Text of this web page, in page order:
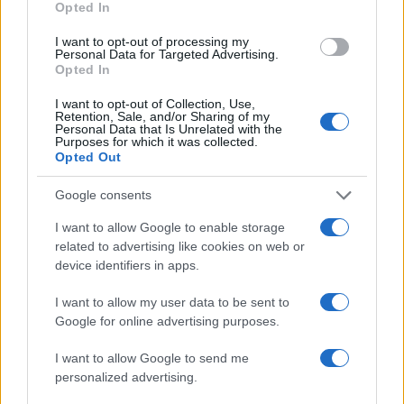
Opted In
I want to opt-out of processing my
Personal Data for Targeted Advertising.
Opted In
I want to opt-out of Collection, Use,
Retention, Sale, and/or Sharing of my
Personal Data that Is Unrelated with the
Purposes for which it was collected.
Opted Out
Google consents
I want to allow Google to enable storage
related to advertising like cookies on web or
device identifiers in apps.
I want to allow my user data to be sent to
Google for online advertising purposes.
I want to allow Google to send me
personalized advertising.
Τρίτος άξονας της πολιτικής μας είναι οι εντατικοί
έλεγχοι και η επιβολή προστίμων σε περιπτώσεις
παραβάσεων από την ΔΙΜΕΑ.
Συνολικά πραγματοποιήθηκαν 25.267 έλεγχοι το
2023 και επιβλήθηκαν πρόστιμα ύψους σχεδόν
13,5 εκατ. ευρώ, οδηγώντας σε μείωση τιμών
έως και 25%. Όλα αυτά τα μέτρα και η
συνεχώς και εφόσον χρειαστεί, μπορούν να
τροποποιηθούν ή να συμπληρωθούν, ώστε να
λίγες ημέρες, άλλωστε, ψηφίστηκαν πρόσθετα
μέτρα τα οποία αφορούν τις παροχές προς τα
σούπερ μάρκετ, την αποτροπή αδικαιολόγητων
ανατιμήσεων, τις καθαρές τιμές από το χωράφι